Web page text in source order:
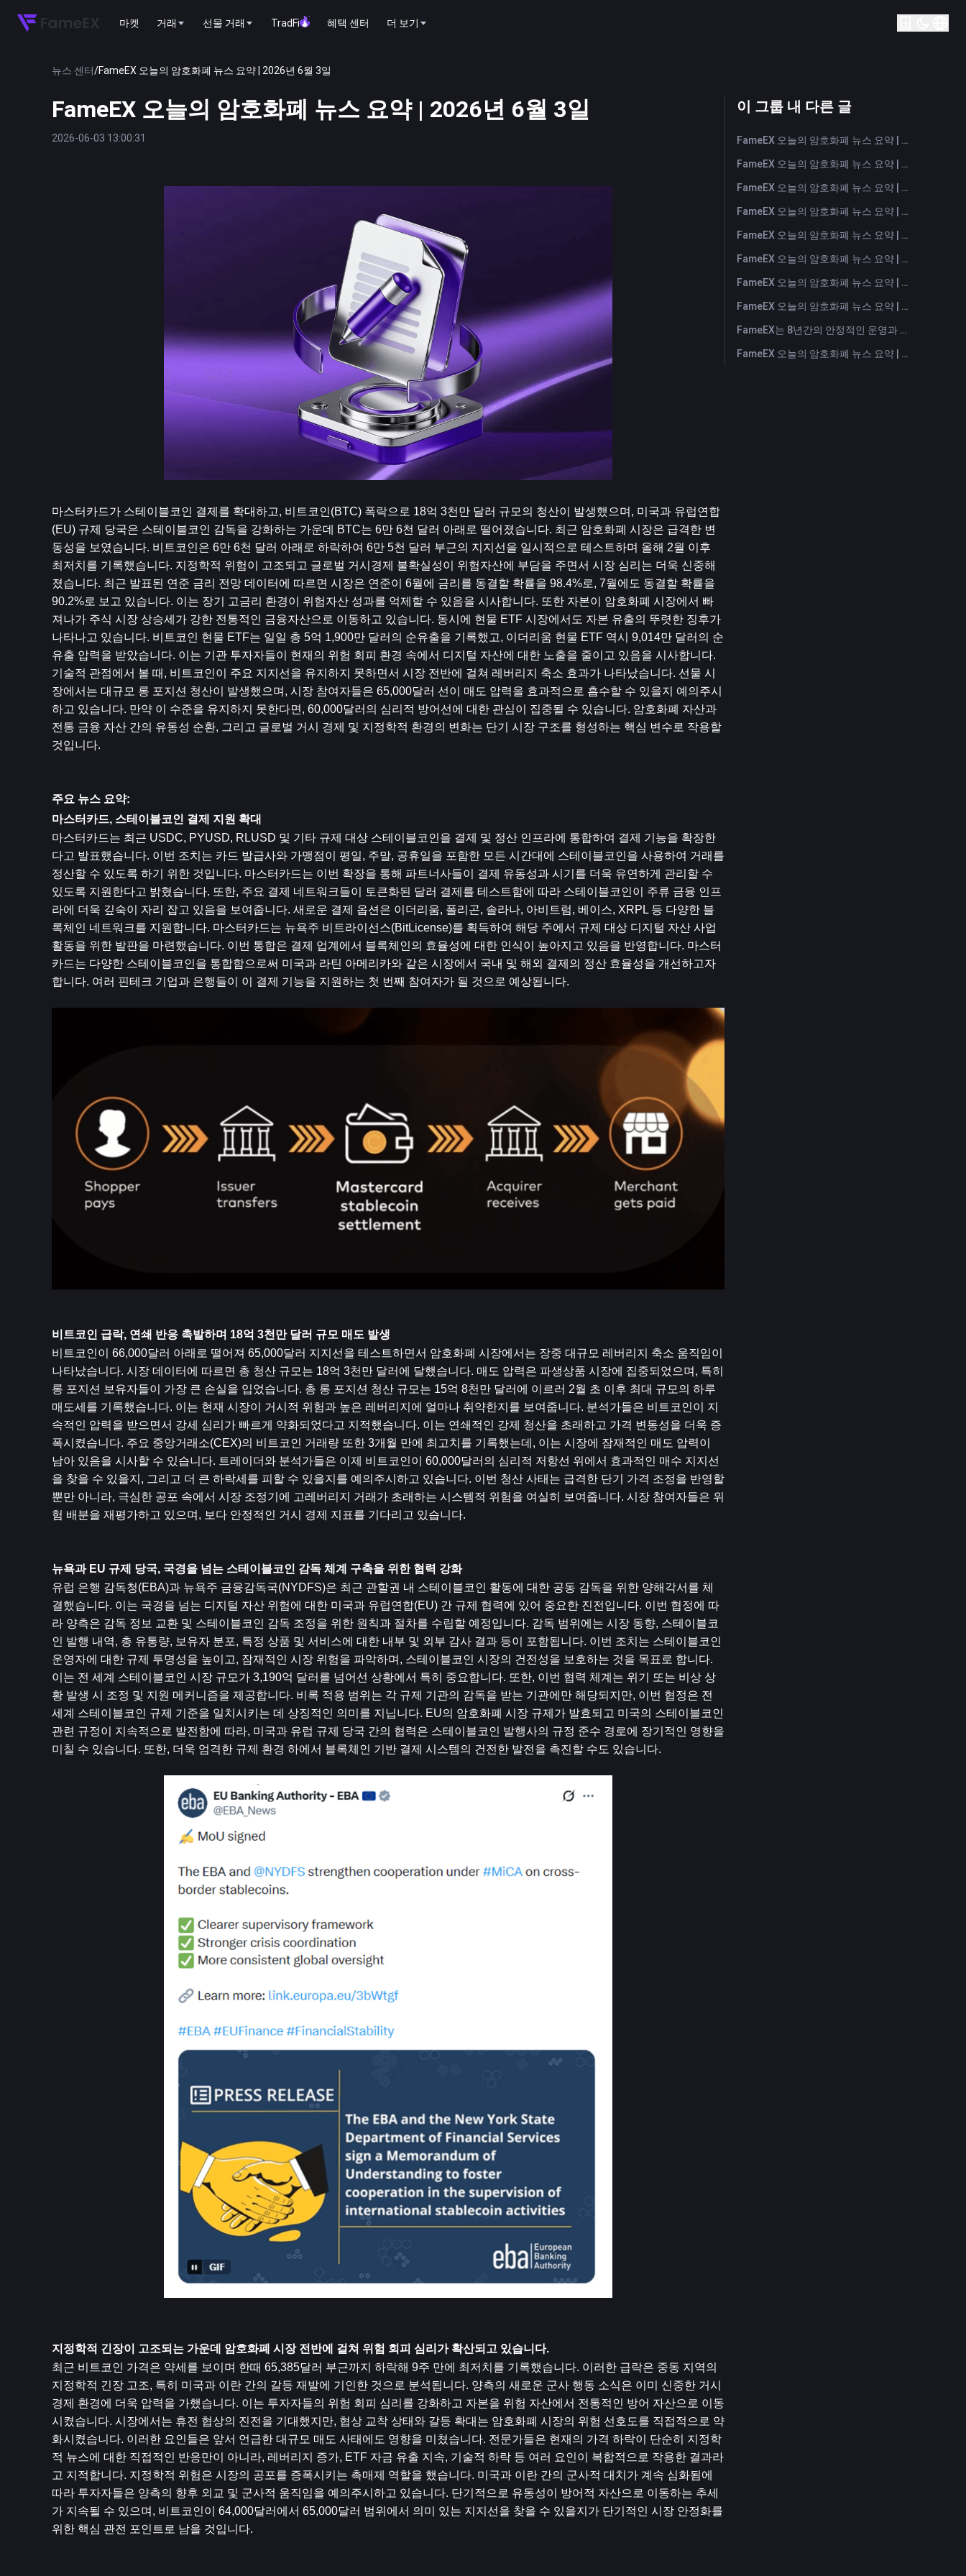
마켓 거래 선물 거래 TradFi 혜택 센터 더 보기
뉴스 센터/FameEX 오늘의 암호화폐 뉴스 요약 | 2026년 6월 3일
FameEX 오늘의 암호화폐 뉴스 요약 | 2026년 6월 3일
2026-06-03 13:00:31
마스터카드가 스테이블코인 결제를 확대하고, 비트코인(BTC) 폭락으로 18억 3천만 달러 규모의 청산이 발생했으며, 미국과 유럽연합
(EU) 규제 당국은 스테이블코인 감독을 강화하는 가운데 BTC는 6만 6천 달러 아래로 떨어졌습니다. 최근 암호화폐 시장은 급격한 변
동성을 보였습니다. 비트코인은 6만 6천 달러 아래로 하락하여 6만 5천 달러 부근의 지지선을 일시적으로 테스트하며 올해 2월 이후
최저치를 기록했습니다. 지정학적 위험이 고조되고 글로벌 거시경제 불확실성이 위험자산에 부담을 주면서 시장 심리는 더욱 신중해
졌습니다. 최근 발표된 연준 금리 전망 데이터에 따르면 시장은 연준이 6월에 금리를 동결할 확률을 98.4%로, 7월에도 동결할 확률을
90.2%로 보고 있습니다. 이는 장기 고금리 환경이 위험자산 성과를 억제할 수 있음을 시사합니다. 또한 자본이 암호화폐 시장에서 빠
져나가 주식 시장 상승세가 강한 전통적인 금융자산으로 이동하고 있습니다. 동시에 현물 ETF 시장에서도 자본 유출의 뚜렷한 징후가
나타나고 있습니다. 비트코인 현물 ETF는 일일 총 5억 1,900만 달러의 순유출을 기록했고, 이더리움 현물 ETF 역시 9,014만 달러의 순
유출 압력을 받았습니다. 이는 기관 투자자들이 현재의 위험 회피 환경 속에서 디지털 자산에 대한 노출을 줄이고 있음을 시사합니다.
기술적 관점에서 볼 때, 비트코인이 주요 지지선을 유지하지 못하면서 시장 전반에 걸쳐 레버리지 축소 효과가 나타났습니다. 선물 시
장에서는 대규모 롱 포지션 청산이 발생했으며, 시장 참여자들은 65,000달러 선이 매도 압력을 효과적으로 흡수할 수 있을지 예의주시
하고 있습니다. 만약 이 수준을 유지하지 못한다면, 60,000달러의 심리적 방어선에 대한 관심이 집중될 수 있습니다. 암호화폐 자산과
전통 금융 자산 간의 유동성 순환, 그리고 글로벌 거시 경제 및 지정학적 환경의 변화는 단기 시장 구조를 형성하는 핵심 변수로 작용할
것입니다.
주요 뉴스 요약:
마스터카드, 스테이블코인 결제 지원 확대
마스터카드는 최근 USDC, PYUSD, RLUSD 및 기타 규제 대상 스테이블코인을 결제 및 정산 인프라에 통합하여 결제 기능을 확장한
다고 발표했습니다. 이번 조치는 카드 발급사와 가맹점이 평일, 주말, 공휴일을 포함한 모든 시간대에 스테이블코인을 사용하여 거래를
정산할 수 있도록 하기 위한 것입니다. 마스터카드는 이번 확장을 통해 파트너사들이 결제 유동성과 시기를 더욱 유연하게 관리할 수
있도록 지원한다고 밝혔습니다. 또한, 주요 결제 네트워크들이 토큰화된 달러 결제를 테스트함에 따라 스테이블코인이 주류 금융 인프
라에 더욱 깊숙이 자리 잡고 있음을 보여줍니다. 새로운 결제 옵션은 이더리움, 폴리곤, 솔라나, 아비트럼, 베이스, XRPL 등 다양한 블
록체인 네트워크를 지원합니다. 마스터카드는 뉴욕주 비트라이선스(BitLicense)를 획득하여 해당 주에서 규제 대상 디지털 자산 사업
활동을 위한 발판을 마련했습니다. 이번 통합은 결제 업계에서 블록체인의 효율성에 대한 인식이 높아지고 있음을 반영합니다. 마스터
카드는 다양한 스테이블코인을 통합함으로써 미국과 라틴 아메리카와 같은 시장에서 국내 및 해외 결제의 정산 효율성을 개선하고자
합니다. 여러 핀테크 기업과 은행들이 이 결제 기능을 지원하는 첫 번째 참여자가 될 것으로 예상됩니다.
비트코인 급락, 연쇄 반응 촉발하며 18억 3천만 달러 규모 매도 발생
비트코인이 66,000달러 아래로 떨어져 65,000달러 지지선을 테스트하면서 암호화폐 시장에서는 장중 대규모 레버리지 축소 움직임이
나타났습니다. 시장 데이터에 따르면 총 청산 규모는 18억 3천만 달러에 달했습니다. 매도 압력은 파생상품 시장에 집중되었으며, 특히
롱 포지션 보유자들이 가장 큰 손실을 입었습니다. 총 롱 포지션 청산 규모는 15억 8천만 달러에 이르러 2월 초 이후 최대 규모의 하루
매도세를 기록했습니다. 이는 현재 시장이 거시적 위험과 높은 레버리지에 얼마나 취약한지를 보여줍니다. 분석가들은 비트코인이 지
속적인 압력을 받으면서 강세 심리가 빠르게 약화되었다고 지적했습니다. 이는 연쇄적인 강제 청산을 초래하고 가격 변동성을 더욱 증
폭시켰습니다. 주요 중앙거래소(CEX)의 비트코인 ​​거래량 또한 3개월 만에 최고치를 기록했는데, 이는 시장에 잠재적인 매도 압력이
남아 있음을 시사할 수 있습니다. 트레이더와 분석가들은 이제 비트코인이 60,000달러의 심리적 저항선 위에서 효과적인 매수 지지선
을 찾을 수 있을지, 그리고 더 큰 하락세를 피할 수 있을지를 예의주시하고 있습니다. 이번 청산 사태는 급격한 단기 가격 조정을 반영할
뿐만 아니라, 극심한 공포 속에서 시장 조정기에 고레버리지 거래가 초래하는 시스템적 위험을 여실히 보여줍니다. 시장 참여자들은 위
험 배분을 재평가하고 있으며, 보다 안정적인 거시 경제 지표를 기다리고 있습니다.
뉴욕과 EU 규제 당국, 국경을 넘는 스테이블코인 감독 체계 구축을 위한 협력 강화
유럽 ​​은행 감독청(EBA)과 뉴욕주 금융감독국(NYDFS)은 최근 관할권 내 스테이블코인 활동에 대한 공동 감독을 위한 양해각서를 체
결했습니다. 이는 국경을 넘는 디지털 자산 위험에 대한 미국과 유럽연합(EU) 간 규제 협력에 있어 중요한 진전입니다. 이번 협정에 따
라 양측은 감독 정보 교환 및 스테이블코인 감독 조정을 위한 원칙과 절차를 수립할 예정입니다. 감독 범위에는 시장 동향, 스테이블코
인 발행 내역, 총 유통량, 보유자 분포, 특정 상품 및 서비스에 대한 내부 및 외부 감사 결과 등이 포함됩니다. 이번 조치는 스테이블코인
운영자에 대한 규제 투명성을 높이고, 잠재적인 시장 위험을 파악하며, 스테이블코인 시장의 건전성을 보호하는 것을 목표로 합니다.
이는 전 세계 스테이블코인 시장 규모가 3,190억 달러를 넘어선 상황에서 특히 중요합니다. 또한, 이번 협력 체계는 위기 또는 비상 상
황 발생 시 조정 및 지원 메커니즘을 제공합니다. 비록 적용 범위는 각 규제 기관의 감독을 받는 기관에만 해당되지만, 이번 협정은 전
세계 스테이블코인 규제 기준을 일치시키는 데 상징적인 의미를 지닙니다. EU의 암호화폐 시장 규제가 발효되고 미국의 스테이블코인
관련 규정이 지속적으로 발전함에 따라, 미국과 유럽 규제 당국 간의 협력은 스테이블코인 발행사의 규정 준수 경로에 장기적인 영향을
미칠 수 있습니다. 또한, 더욱 엄격한 규제 환경 하에서 블록체인 기반 결제 시스템의 건전한 발전을 촉진할 수도 있습니다.
지정학적 긴장이 고조되는 가운데 암호화폐 시장 전반에 걸쳐 위험 회피 심리가 확산되고 있습니다.
최근 비트코인 ​​가격은 약세를 보이며 한때 65,385달러 부근까지 하락해 9주 만에 최저치를 기록했습니다. 이러한 급락은 중동 지역의
지정학적 긴장 고조, 특히 미국과 이란 간의 갈등 재발에 기인한 것으로 분석됩니다. 양측의 새로운 군사 행동 소식은 이미 신중한 거시
경제 환경에 더욱 압력을 가했습니다. 이는 투자자들의 위험 회피 심리를 강화하고 자본을 위험 자산에서 전통적인 방어 자산으로 이동
시켰습니다. 시장에서는 휴전 협상의 진전을 기대했지만, 협상 교착 상태와 갈등 확대는 암호화폐 시장의 위험 선호도를 직접적으로 약
화시켰습니다. 이러한 요인들은 앞서 언급한 대규모 매도 사태에도 영향을 미쳤습니다. 전문가들은 현재의 가격 하락이 단순히 지정학
적 뉴스에 대한 직접적인 반응만이 아니라, 레버리지 증가, ETF 자금 유출 지속, 기술적 하락 등 여러 요인이 복합적으로 작용한 결과라
고 지적합니다. 지정학적 위험은 시장의 공포를 증폭시키는 촉매제 역할을 했습니다. 미국과 이란 간의 군사적 대치가 계속 심화됨에
따라 투자자들은 양측의 향후 외교 및 군사적 움직임을 예의주시하고 있습니다. 단기적으로 유동성이 방어적 자산으로 이동하는 추세
가 지속될 수 있으며, 비트코인이 64,000달러에서 65,000달러 범위에서 의미 있는 지지선을 찾을 수 있을지가 단기적인 시장 안정화를
위한 핵심 관전 포인트로 남을 것입니다.
이 그룹 내 다른 글
FameEX 오늘의 암호화폐 뉴스 요약 | 2026년 8월 7일
FameEX 오늘의 암호화폐 뉴스 요약 | 2026년 8월 6일
FameEX 오늘의 암호화폐 뉴스 요약 | 2026년 8월 5일
FameEX 오늘의 암호화폐 뉴스 요약 | 2026년 8월 4일
FameEX 오늘의 암호화폐 뉴스 요약 | 2026년 8월 3일
FameEX 오늘의 암호화폐 뉴스 요약 | 2026년 7월 31일
FameEX 오늘의 암호화폐 뉴스 요약 | 2026년 7월 30일
FameEX 오늘의 암호화폐 뉴스 요약 | 2026년 7월 29일
FameEX는 8년간의 안정적인 운영과 글로벌 성장을 통해 사용자 신뢰를 더욱 강화했습니다
FameEX 오늘의 암호화폐 뉴스 요약 | 2026년 7월 28일